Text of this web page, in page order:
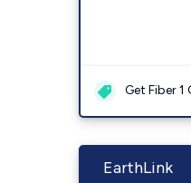
Get Fiber
EarthLink